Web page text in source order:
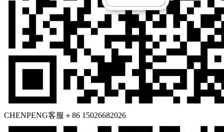
CHENPENG客服 ＋86 15026682026